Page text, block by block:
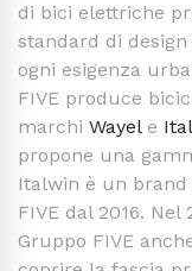
di bici elettriche
standard di
ogni esigenza
FIVE produce
marchi Wayel e
propone una
Italwin è un
FIVE dal 2016.
Gruppo FIVE